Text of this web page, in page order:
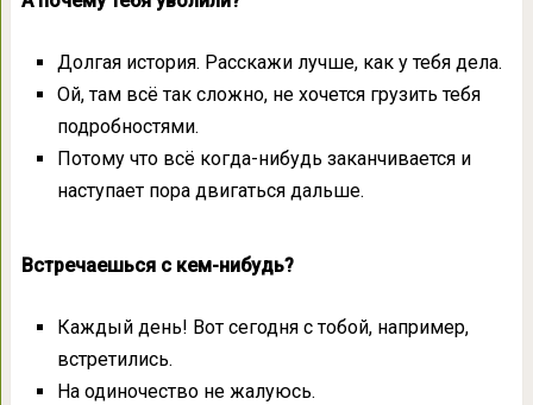
Долгая история. Расскажи лучше, как у тебя дела.
Ой, там всё так сложно, не хочется грузить тебя
подробностями.
Потому что всё когда-нибудь заканчивается и
наступает пора двигаться дальше.
Встречаешься с кем-нибудь?
Каждый день! Вот сегодня с тобой, например,
встретились.
На одиночество не жалуюсь.